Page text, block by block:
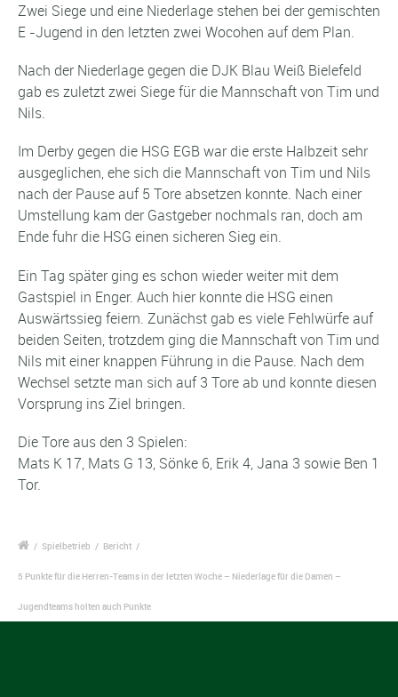
Zwei Siege und eine Niederlage stehen bei der gemischten
E -Jugend in den letzten zwei Wocohen auf dem Plan.
Nach der Niederlage gegen die DJK Blau Weiß Bielefeld
gab es zuletzt zwei Siege für die Mannschaft von Tim und
Nils.
Im Derby gegen die HSG EGB war die erste Halbzeit sehr
ausgeglichen, ehe sich die Mannschaft von Tim und Nils
nach der Pause auf 5 Tore absetzen konnte. Nach einer
Umstellung kam der Gastgeber nochmals ran, doch am
Ende fuhr die HSG einen sicheren Sieg ein.
Ein Tag später ging es schon wieder weiter mit dem
Gastspiel in Enger. Auch hier konnte die HSG einen
Auswärtssieg feiern. Zunächst gab es viele Fehlwürfe auf
beiden Seiten, trotzdem ging die Mannschaft von Tim und
Nils mit einer knappen Führung in die Pause. Nach dem
Wechsel setzte man sich auf 3 Tore ab und konnte diesen
Vorsprung ins Ziel bringen.
Die Tore aus den 3 Spielen:
Mats K 17, Mats G 13, Sönke 6, Erik 4, Jana 3 sowie Ben 1
Tor.
/ Spielbetrieb / Bericht /
5 Punkte für die Herren-Teams in der letzten Woche – Niederlage für die Damen –
Jugendteams holten auch Punkte